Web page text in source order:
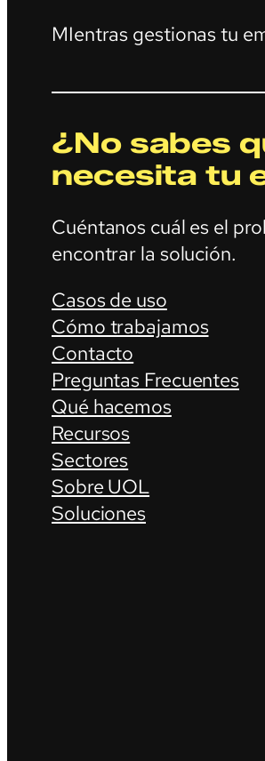
MIentras gestionas tu
¿No sabes
necesita tu
Cuéntanos cuál es el
encontrar la solución.
Casos de uso
Cómo trabajamos
Contacto
Preguntas Frecuentes
Qué hacemos
Recursos
Sectores
Sobre UOL
Soluciones